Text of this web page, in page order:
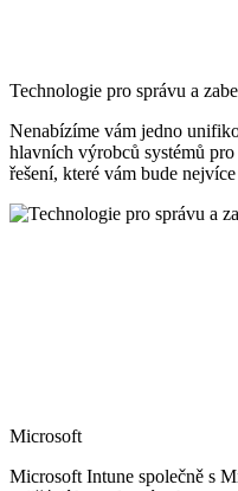
Technologie pro správu a
Nenabízíme vám jedno
hlavních výrobců systémů
řešení, které vám bude
Microsoft
Microsoft Intune společně s